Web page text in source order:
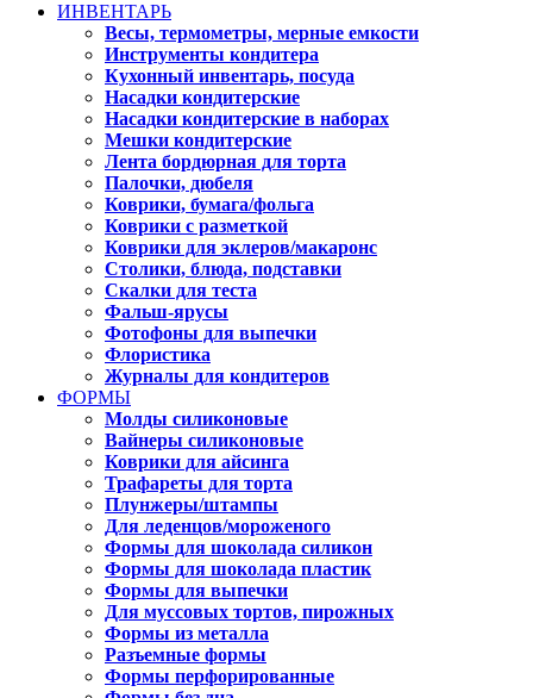
ИНВЕНТАРЬ
Весы, термометры, мерные емкости
Инструменты кондитера
Кухонный инвентарь, посуда
Насадки кондитерские
Насадки кондитерские в наборах
Мешки кондитерские
Лента бордюрная для торта
Палочки, дюбеля
Коврики, бумага/фольга
Коврики с разметкой
Коврики для эклеров/макаронс
Столики, блюда, подставки
Скалки для теста
Фальш-ярусы
Фотофоны для выпечки
Флористика
Журналы для кондитеров
ФОРМЫ
Молды силиконовые
Вайнеры силиконовые
Коврики для айсинга
Трафареты для торта
Плунжеры/штампы
Для леденцов/мороженого
Формы для шоколада силикон
Формы для шоколада пластик
Формы для выпечки
Для муссовых тортов, пирожных
Формы из металла
Разъемные формы
Формы перфорированные